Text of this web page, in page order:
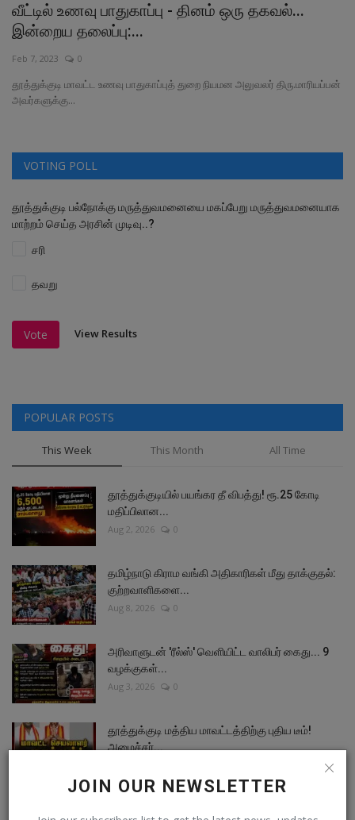
JOIN OUR NEWSLETTER
வீட்டில் உணவு பாதுகாப்பு - தினம் ஒரு தகவல்...
இன்றைய தலைப்பு:...
Feb 7, 2023 0
தூத்துக்குடி மாவட்ட உணவு பாதுகாப்புத் துறை நியமன அலுவலர் திரு.மாரியப்பன்
அவர்களுக்கு...
VOTING POLL
தூத்துக்குடி பல்நோக்கு மருத்துவமனையை மகப்பேறு மருத்துவமனையாக
மாற்றம் செய்த அரசின் முடிவு..?
சரி
தவறு
Vote View Results
POPULAR POSTS
This Week This Month All Time
தூத்துக்குடியில் பயங்கர தீ விபத்து! ரூ.25 கோடி
மதிப்பிலான...
Aug 2, 2026 0
தமிழ்நாடு கிராம வங்கி அதிகாரிகள் மீது தாக்குதல்:
குற்றவாளிகளை...
Aug 8, 2026 0
அரிவாளுடன் 'ரீல்ஸ்' வெளியிட்ட வாலிபர் கைது... 9
வழக்குகள்...
Aug 3, 2026 0
தூத்துக்குடி மத்திய மாவட்டத்திற்கு புதிய டீம்!
அமைச்சர்...